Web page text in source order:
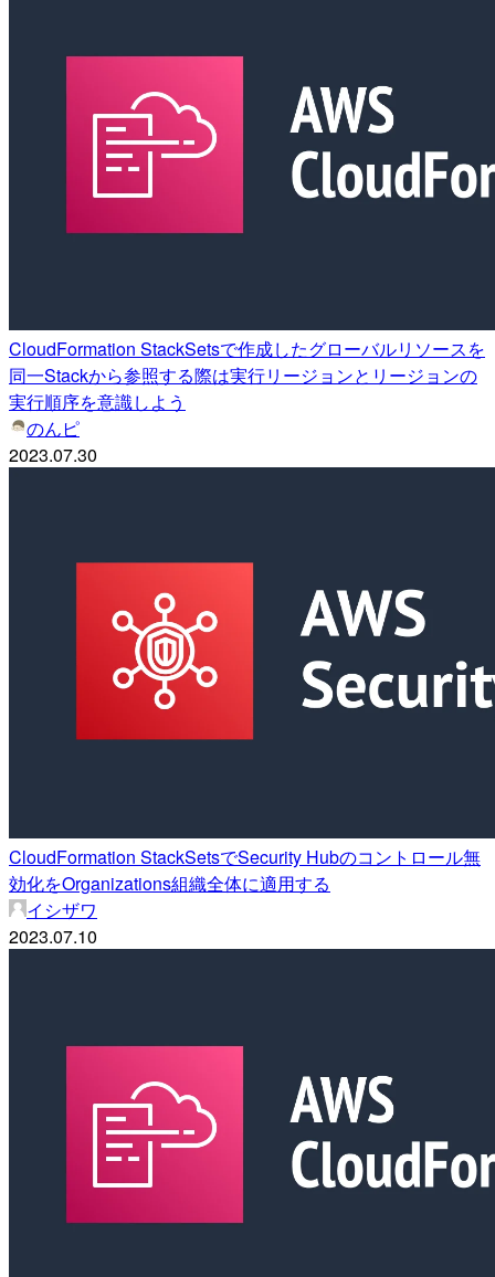
CloudFormation StackSetsで作成したグローバルリソースを
同一Stackから参照する際は実行リージョンとリージョンの
実行順序を意識しよう
のんピ
2023.07.30
CloudFormation StackSetsでSecurity Hubのコントロール無
効化をOrganizations組織全体に適用する
イシザワ
2023.07.10